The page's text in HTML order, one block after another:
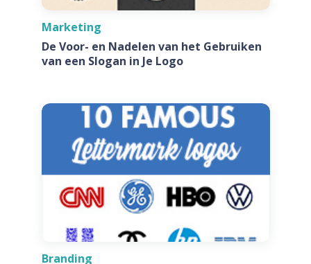
Marketing
De Voor- en Nadelen van het Gebruiken
van een Slogan in Je Logo
Branding